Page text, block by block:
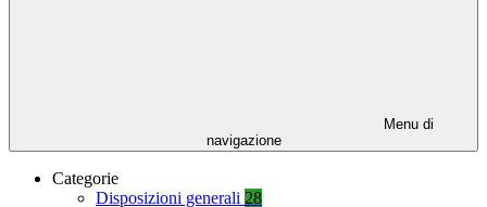
Menu di
navigazione
Categorie
Disposizioni generali 28